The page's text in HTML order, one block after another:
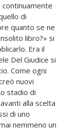
continuamente
di
quanto se ne
libro?» si
Era il
Del Giudice si
Come ogni
nuovi
stadio di
alla scelta
di uno
nemmeno un